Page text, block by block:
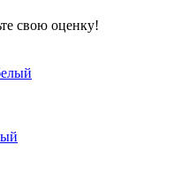
свою оценку!